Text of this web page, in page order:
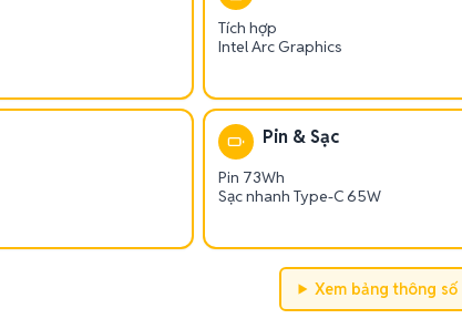
Tích hợp
Intel Arc Graphics
Pin & Sạc
Pin 73Wh
Sạc nhanh Type-C 65W
Xem bảng thông